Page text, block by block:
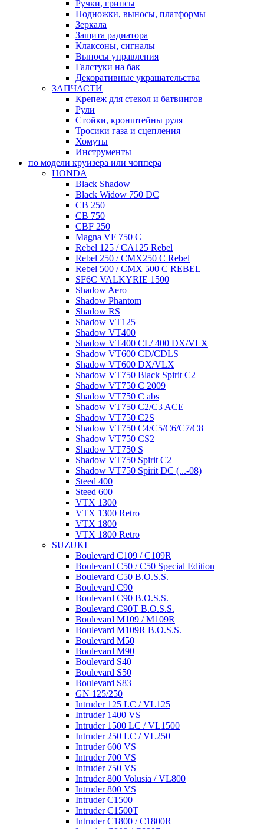
Ручки, грипсы
Подножки, выносы, платформы
Зеркала
Защита радиатора
Клаксоны, сигналы
Выносы управления
Галстуки на бак
Декоративные украшательства
ЗАПЧАСТИ
Крепеж для стекол и батвингов
Рули
Стойки, кронштейны руля
Тросики газа и сцепления
Хомуты
Инструменты
по модели круизера или чоппера
HONDA
Black Shadow
Black Widow 750 DC
CB 250
CB 750
CBF 250
Magna VF 750 C
Rebel 125 / CA125 Rebel
Rebel 250 / CMX250 C Rebel
Rebel 500 / CMX 500 C REBEL
SF6C VALKYRIE 1500
Shadow Aero
Shadow Phantom
Shadow RS
Shadow VT125
Shadow VT400
Shadow VT400 CL/ 400 DX/VLX
Shadow VT600 CD/CDLS
Shadow VT600 DX/VLX
Shadow VT750 Black Spirit C2
Shadow VT750 C 2009
Shadow VT750 C abs
Shadow VT750 C2/C3 ACE
Shadow VT750 C2S
Shadow VT750 C4/C5/C6/C7/C8
Shadow VT750 CS2
Shadow VT750 S
Shadow VT750 Spirit C2
Shadow VT750 Spirit DC (...-08)
Steed 400
Steed 600
VTX 1300
VTX 1300 Retro
VTX 1800
VTX 1800 Retro
SUZUKI
Boulevard C109 / C109R
Boulevard C50 / C50 Special Edition
Boulevard C50 B.O.S.S.
Boulevard C90
Boulevard C90 B.O.S.S.
Boulevard C90T B.O.S.S.
Boulevard M109 / M109R
Boulevard M109R B.O.S.S.
Boulevard M50
Boulevard M90
Boulevard S40
Boulevard S50
Boulevard S83
GN 125/250
Intruder 125 LC / VL125
Intruder 1400 VS
Intruder 1500 LC / VL1500
Intruder 250 LC / VL250
Intruder 600 VS
Intruder 700 VS
Intruder 750 VS
Intruder 800 Volusia / VL800
Intruder 800 VS
Intruder C1500
Intruder C1500T
Intruder C1800 / C1800R